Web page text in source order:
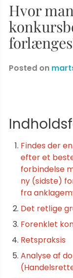
Hvor
Posted on
Findes der
efter et
forbindelse
ny (sidste)
fra
Det retlige
Forenklet
Retspraksis
Analyse af